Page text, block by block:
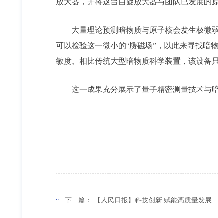
放大器，并将这台自旋放大器与团队已发展的
大量理论预测暗物质与原子核会发生极微弱
可以检验这一微小的“赝磁场”，以此来寻找暗
敏度。相比传统大型暗物质科学装置，该设备
这一成果充分展示了量子精密测量技术与暗
下一篇： 【人民日报】科技创新 赋能高质量发展